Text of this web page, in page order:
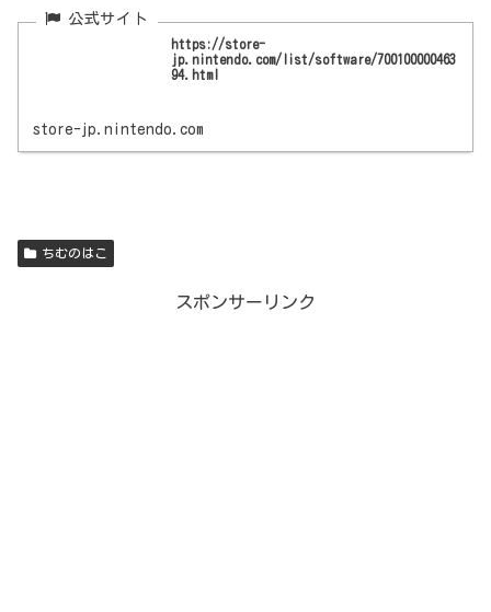
https://store-
jp.nintendo.com/list/software/700100000463
94.html
store-jp.nintendo.com
ちむのはこ
スポンサーリンク